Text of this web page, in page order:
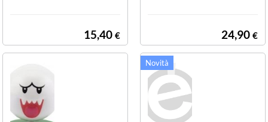
15,40 € 24,90 €